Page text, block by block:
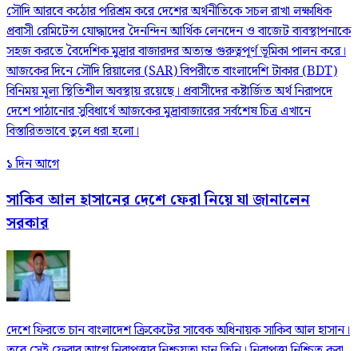
সৌদি আরবে কঠোর পরিশ্রম করে দেশের অর্থনীতিকে সচল রাখা লক্ষাধিক
প্রবাসী রেমিটেন্স যোদ্ধাদের দৈনন্দিন আর্থিক লেনদেন ও বাজেট ব্যবস্থাপনাকে
সহজ করতে বৈদেশিক মুদ্রার বাজারদর অত্যন্ত গুরুত্বপূর্ণ ভূমিকা পালন করে।
আজকের দিনে সৌদি রিয়ালের (SAR) বিপরীতে বাংলাদেশি টাকার (BDT)
বিনিময় মূল্য স্থিতিশীল অবস্থায় রয়েছে। প্রবাসীদের কষ্টার্জিত অর্থ নিরাপদে
দেশে পাঠানোর সুবিধার্থে আজকের মুদ্রাবাজারের সর্বশেষ চিত্র এখানে
বিস্তারিতভাবে তুলে ধরা হলো।
১ দিন আগে
সাকিব আল হাসানের দেশে ফেরা নিয়ে যা জানালেন
সরকার
দেশে ফিরতে চান বাংলাদেশ ক্রিকেটের সাবেক অধিনায়ক সাকিব আল হাসান।